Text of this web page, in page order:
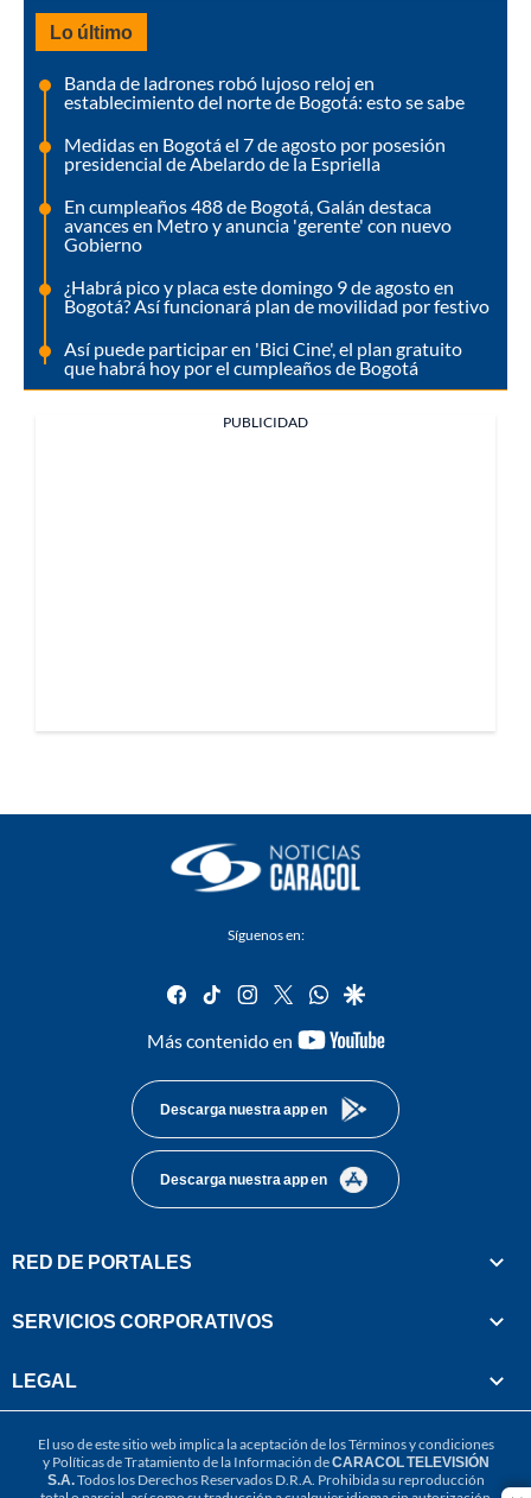
Lo último
Banda de ladrones robó lujoso reloj en
establecimiento del norte de Bogotá: esto se sabe
Medidas en Bogotá el 7 de agosto por posesión
presidencial de Abelardo de la Espriella
En cumpleaños 488 de Bogotá, Galán destaca
avances en Metro y anuncia 'gerente' con nuevo
Gobierno
¿Habrá pico y placa este domingo 9 de agosto en
Bogotá? Así funcionará plan de movilidad por festivo
Así puede participar en 'Bici Cine', el plan gratuito
que habrá hoy por el cumpleaños de Bogotá
PUBLICIDAD
Síguenos en:
facebook
tiktok instagram
twitterwhatsapp
google
Más contenido en
youtube-
Descarga nuestra app en
Descarga nuestra app en
RED DE PORTALES
SERVICIOS CORPORATIVOS
LEGAL
El uso de este sitio web implica la aceptación de losTérminos y condiciones
y Políticas de Tratamiento de la Información deCARACOL TELEVISIÓN
S.A.Todos los Derechos Reservados D.R.A. Prohibida su reproducción